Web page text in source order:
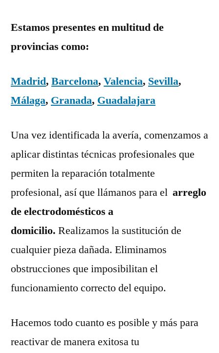
Estamos presentes en multitud de
provincias como:
Madrid, Barcelona, Valencia, Sevilla,
Málaga, Granada, Guadalajara
Una vez identificada la avería, comenzamos a
aplicar distintas técnicas profesionales que
permiten la reparación totalmente
profesional, así que llámanos para el arreglo
de electrodomésticos a
domicilio. Realizamos la sustitución de
cualquier pieza dañada. Eliminamos
obstrucciones que imposibilitan el
funcionamiento correcto del equipo.
Hacemos todo cuanto es posible y más para
reactivar de manera exitosa tu